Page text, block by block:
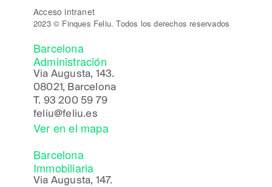
Acceso intranet
2023 © Finques Feliu. Todos los derechos reservados
Barcelona
Administración
Via Augusta, 143.
08021, Barcelona
T. 93 200 59 79
feliu@feliu.es
Ver en el mapa
Barcelona
Immobiliaria
Via Augusta, 147.